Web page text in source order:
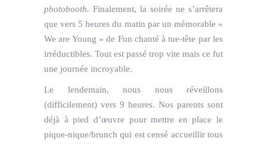
photobooth. Finalement, la soirée ne s’arrêtera
que vers 5 heures du matin par un mémorable «
We are Young » de Fun chanté à tue-tête par les
irréductibles. Tout est passé trop vite mais ce fut
une journée incroyable.
Le lendemain, nous nous réveillons
(difficilement) vers 9 heures. Nos parents sont
déjà à pied d’œuvre pour mettre en place le
pique-nique/brunch qui est censé accueillir tous